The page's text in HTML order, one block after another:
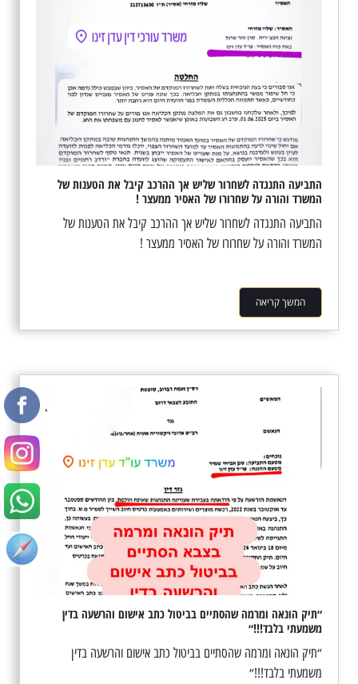
התביעה התנגדה לשחרור שליש אך ההרכב קיבל את הטענות של
המשרד והורה על שחרורו של האסיר ממעצר !
התביעה התנגדה לשחרור שליש אך ההרכב קיבל את הטענות של
המשרד והורה על שחרורו של האסיר ממעצר !
המשך קריאה
״תיק הונאה ומרמה שהסתיים בביטול כתב אישום והרשעה בדין
משמעתי בלבד!!!״
״תיק הונאה ומרמה שהסתיים בביטול כתב אישום והרשעה בדין
משמעתי בלבד!!!״